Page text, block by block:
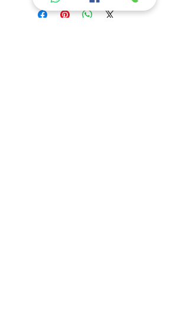
attentamente le istruzioni riportate
sull'etichetta interna. Lavare in